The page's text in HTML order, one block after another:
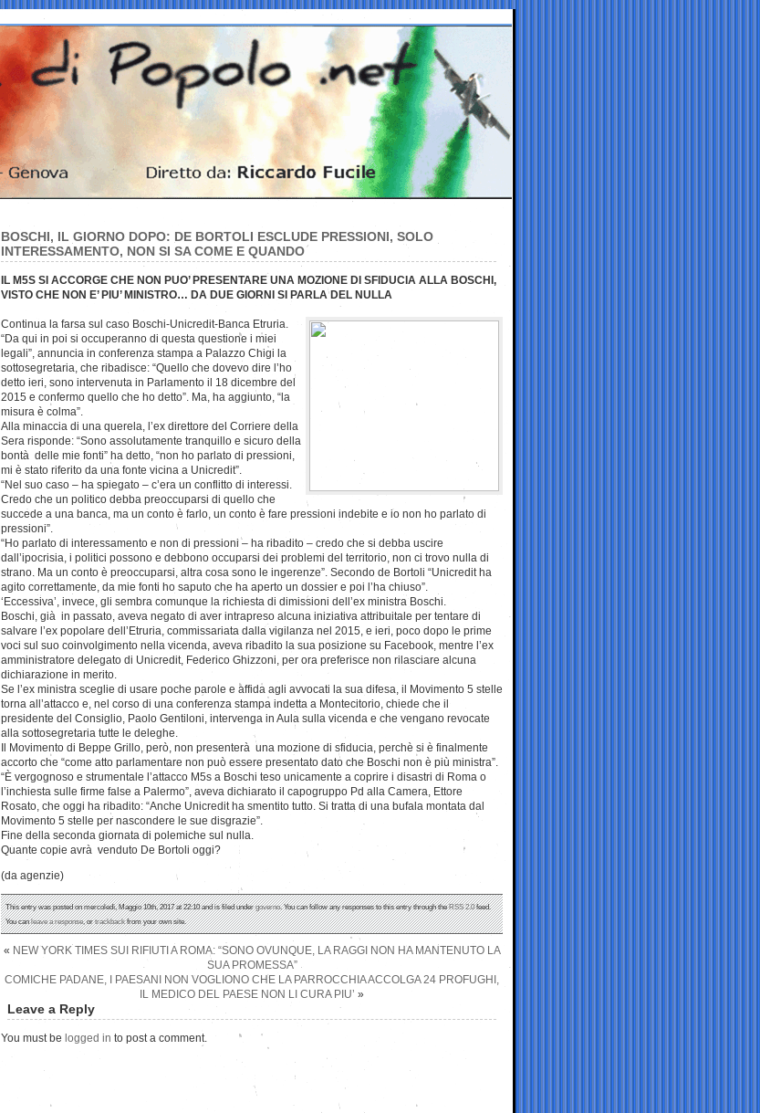
BOSCHI, IL GIORNO DOPO: DE BORTOLI ESCLUDE PRESSIONI, SOLO
INTERESSAMENTO, NON SI SA COME E QUANDO
IL M5S SI ACCORGE CHE NON PUO’ PRESENTARE UNA MOZIONE DI SFIDUCIA ALLA BOSCHI,
VISTO CHE NON E’ PIU’ MINISTRO… DA DUE GIORNI SI PARLA DEL NULLA
Continua la farsa sul caso Boschi-Unicredit-Banca Etruria.
“Da qui in poi si occuperanno di questa questione i miei
legali”, annuncia in conferenza stampa a Palazzo Chigi la
sottosegretaria, che ribadisce: “Quello che dovevo dire l’ho
detto ieri, sono intervenuta in Parlamento il 18 dicembre del
2015 e confermo quello che ho detto”. Ma, ha aggiunto, “la
misura è colma”.
Alla minaccia di una querela, l’ex direttore del Corriere della
Sera risponde: “Sono assolutamente tranquillo e sicuro della
bontà delle mie fonti” ha detto, “non ho parlato di pressioni,
mi è stato riferito da una fonte vicina a Unicredit”.
“Nel suo caso – ha spiegato – c’era un conflitto di interessi.
Credo che un politico debba preoccuparsi di quello che
succede a una banca, ma un conto è farlo, un conto è fare pressioni indebite e io non ho parlato di
pressioni”.
“Ho parlato di interessamento e non di pressioni – ha ribadito – credo che si debba uscire
dall’ipocrisia, i politici possono e debbono occuparsi dei problemi del territorio, non ci trovo nulla di
strano. Ma un conto è preoccuparsi, altra cosa sono le ingerenze”. Secondo de Bortoli “Unicredit ha
agito correttamente, da mie fonti ho saputo che ha aperto un dossier e poi l’ha chiuso”.
‘Eccessiva’, invece, gli sembra comunque la richiesta di dimissioni dell’ex ministra Boschi.
Boschi, già in passato, aveva negato di aver intrapreso alcuna iniziativa attribuitale per tentare di
salvare l’ex popolare dell’Etruria, commissariata dalla vigilanza nel 2015, e ieri, poco dopo le prime
voci sul suo coinvolgimento nella vicenda, aveva ribadito la sua posizione su Facebook, mentre l’ex
amministratore delegato di Unicredit, Federico Ghizzoni, per ora preferisce non rilasciare alcuna
dichiarazione in merito.
Se l’ex ministra sceglie di usare poche parole e affida agli avvocati la sua difesa, il Movimento 5 stelle
torna all’attacco e, nel corso di una conferenza stampa indetta a Montecitorio, chiede che il
presidente del Consiglio, Paolo Gentiloni, intervenga in Aula sulla vicenda e che vengano revocate
alla sottosegretaria tutte le deleghe.
Il Movimento di Beppe Grillo, però, non presenterà una mozione di sfiducia, perchè si è finalmente
accorto che “come atto parlamentare non può essere presentato dato che Boschi non è più ministra”.
“È vergognoso e strumentale l’attacco M5s a Boschi teso unicamente a coprire i disastri di Roma o
l’inchiesta sulle firme false a Palermo”, aveva dichiarato il capogruppo Pd alla Camera, Ettore
Rosato, che oggi ha ribadito: “Anche Unicredit ha smentito tutto. Si tratta di una bufala montata dal
Movimento 5 stelle per nascondere le sue disgrazie”.
Fine della seconda giornata di polemiche sul nulla.
Quante copie avrà venduto De Bortoli oggi?
(da agenzie)
This entry was posted on mercoledì, Maggio 10th, 2017 at 22:10 and is filed undergoverno. You can follow any responses to this entry through theRSS 2.0feed.
You canleave a response, ortrackbackfrom your own site.
« NEW YORK TIMES SUI RIFIUTI A ROMA: “SONO OVUNQUE, LA RAGGI NON HA MANTENUTO LA
SUA PROMESSA”
COMICHE PADANE, I PAESANI NON VOGLIONO CHE LA PARROCCHIA ACCOLGA 24 PROFUGHI,
IL MEDICO DEL PAESE NON LI CURA PIU’ »
Leave a Reply
You must be logged in to post a comment.